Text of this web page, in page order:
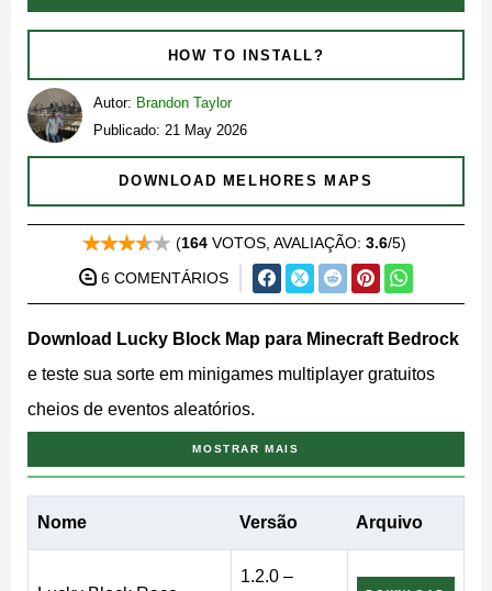
(164 VOTOS, AVALIAÇÃO: 3.6/5)
6 COMENTÁRIOS
HOW TO INSTALL?
Autor: Brandon Taylor
Publicado: 21 May 2026
DOWNLOAD MELHORES MAPS
Download Lucky Block Map para Minecraft Bedrock
e teste sua sorte em minigames multiplayer gratuitos
cheios de eventos aleatórios.
você pode receber equipamento raro, um boost de
velocidade ou um mob aparecendo bem do seu lado. O
resultado é sempre aleatório, e é isso que faz esses
MOSTRAR MAIS
Nome Versão Arquivo
1.2.0 –